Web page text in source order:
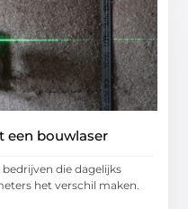
een bouwlaser
die dagelijks
het verschil maken.